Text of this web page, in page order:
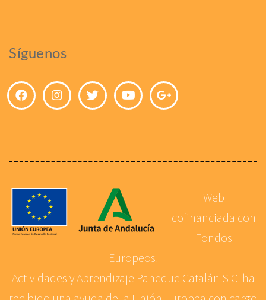
Síguenos
Web
cofinanciada con
Fondos
Europeos.
Actividades y Aprendizaje Paneque Catalán S.C. ha